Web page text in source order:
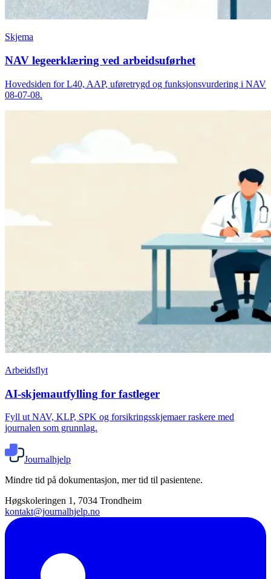
Skjema
NAV legeerklæring ved arbeidsuførhet
Hovedsiden for L40, AAP, uføretrygd og funksjonsvurdering i NAV
08-07-08.
Arbeidsflyt
AI-skjemautfylling for fastleger
Fyll ut NAV, KLP, SPK og forsikringsskjemaer raskere med
journalen som grunnlag.
Journalhjelp
Mindre tid på dokumentasjon, mer tid til pasientene.
Høgskoleringen 1, 7034 Trondheim
kontakt@journalhjelp.no